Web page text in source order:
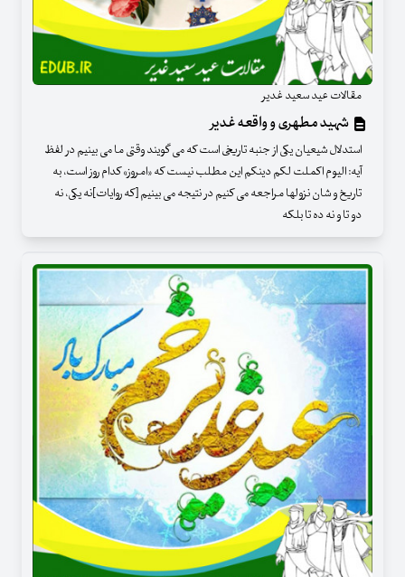
مقالات عید سعید غدیر
شهید مطهری و واقعه غدیر
استدلال شیعیان یکی از جنبه تاریخی است که می گویند وقتی ما می بینیم در لفظ
آیه: الیوم اکملت لکم دینکم این مطلب نیست که «امروز» کدام روز است، به
تاریخ و شان نزولها مراجعه می کنیم در نتیجه می بینیم [که روایات]نه یکی، نه
دو تا و نه ده تا بلکه